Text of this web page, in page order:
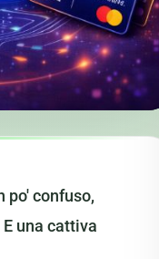
po' confuso,
una cattiva